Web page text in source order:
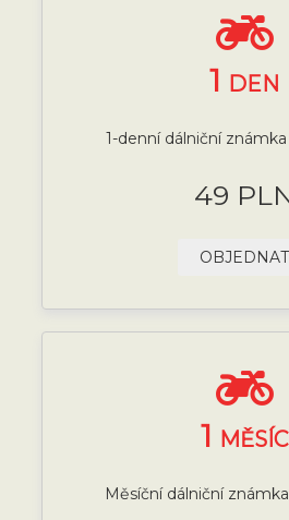
1 DEN
1-denní dálniční
49
OBJEDNAT
1 MĚSÍC
Měsíční dálniční